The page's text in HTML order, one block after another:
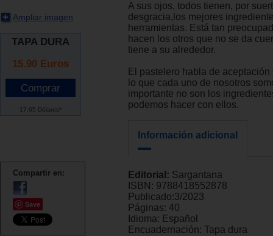
Ampliar imagen
TAPA DURA
15.90 Euros
17.65 Dólares*
Compartir en:
Save
A sus ojos, todos tienen, por
desgracia,los mejores
herramientas. Está tan
hacen los otros que no se da
tiene a su alrededor.
El pastelero habla de
lo que cada uno de nosotros
importante no son los
podemos hacer con ellos.
Información adicional
Editorial: Sargantana
ISBN: 9788418552878
Publicado:3/2023
Páginas: 40
Idioma: Español
Encuadernación: Tapa dura